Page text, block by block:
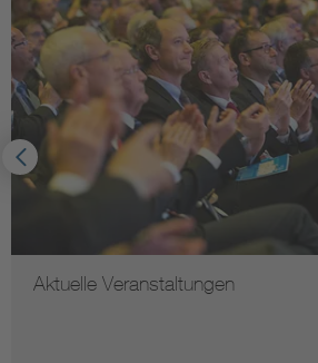
Aktuelle Veranstaltungen